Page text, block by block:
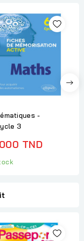
-
3
TND